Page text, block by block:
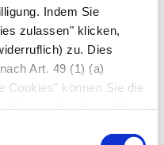
Indem Sie
zulassen" klicken,
zu. Dies
Art. 49 (1) (a)
Cookies" können Sie die
B.CT) auf die Spur.
vorsichtig den
anschließend die
muss der Patient